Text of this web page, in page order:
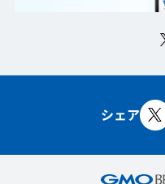
シェア